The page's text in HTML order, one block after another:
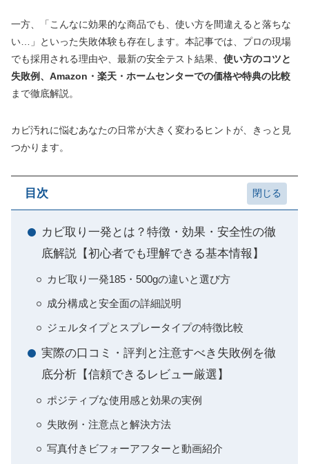
一方、「こんなに効果的な商品でも、使い方を間違えると落ちな
い…」といった失敗体験も存在します。本記事では、プロの現場
でも採用される理由や、最新の安全テスト結果、 使い方のコツと
失敗例、Amazon・楽天・ホームセンターでの価格や特典の比較
まで徹底解説。
カビ汚れに悩むあなたの日常が大きく変わるヒントが、きっと見
つかります。
目次
カビ取り一発とは？特徴・効果・安全性の徹
底解説【初心者でも理解できる基本情報】
カビ取り一発185・500gの違いと選び方
成分構成と安全面の詳細説明
ジェルタイプとスプレータイプの特徴比較
実際の口コミ・評判と注意すべき失敗例を徹
底分析【信頼できるレビュー厳選】
ポジティブな使用感と効果の実例
失敗例・注意点と解決方法
写真付きビフォーアフターと動画紹介